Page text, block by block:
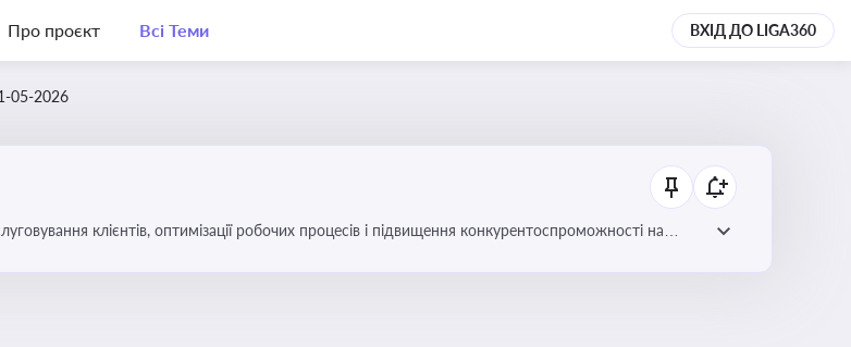
Про проєкт Всі Теми ВХІД ДО LIGA360
05-2026
клієнтів, оптимізації робочих процесів і підвищення конкурентоспроможності на